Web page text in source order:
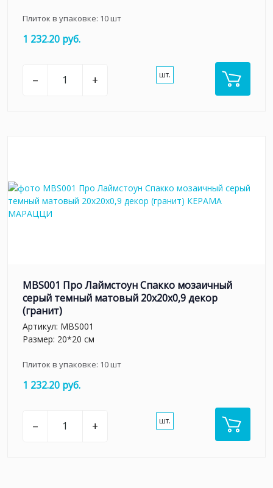
Плиток в упаковке: 10шт
1 232.20 руб.
– + шт.
MBS001 Про Лаймстоун Спакко мозаичный
серый темный матовый 20х20х0,9 декор
(гранит)
Артикул: MBS001
Размер: 20*20 см
Плиток в упаковке: 10шт
1 232.20 руб.
– + шт.